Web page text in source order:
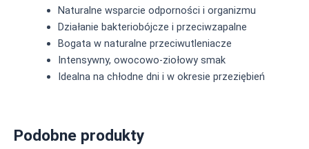
Naturalne wsparcie odporności i organizmu
Działanie bakteriobójcze i przeciwzapalne
Bogata w naturalne przeciwutleniacze
Intensywny, owocowo-ziołowy smak
Idealna na chłodne dni i w okresie przeziębień
Podobne produkty